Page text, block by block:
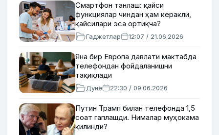
Смартфон танлаш: қайси
функциялар чиндан ҳам керакли,
қайсилари эса ортиқча?
Гаджетлар 12:07 / 21.06.2026
Яна бир Европа давлати мактабда
телефондан фойдаланишни
тақиқлади
Дунё 22:30 / 09.06.2026
Путин Трамп билан телефонда 1,5
соат гаплашди. Нималар муҳокама
қилинди?